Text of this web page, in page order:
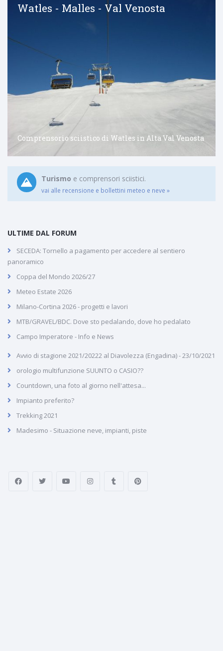
Watles - Malles - Val Venosta
Comprensorio sciistico di Watles in Alta Val Venosta
Turismo e comprensori sciistici.
vai alle recensione e bollettini meteo e neve »
ULTIME DAL FORUM
SECEDA: Tornello a pagamento per accedere al sentiero
panoramico
Coppa del Mondo 2026/27
Meteo Estate 2026
Milano-Cortina 2026 - progetti e lavori
MTB/GRAVEL/BDC. Dove sto pedalando, dove ho pedalato
Campo Imperatore - Info e News
Avvio di stagione 2021/20222 al Diavolezza (Engadina) - 23/10/2021
orologio multifunzione SUUNTO o CASIO??
Countdown, una foto al giorno nell'attesa...
Impianto preferito?
Trekking 2021
Madesimo - Situazione neve, impianti, piste